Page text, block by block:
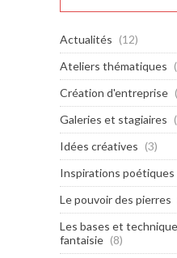
Actualités (12)
Ateliers thématiques
Création d'entreprise
Galeries et stagiaires
Idées créatives (3)
Inspirations poétiques
Le pouvoir des pierres
Les bases et
fantaisie (8)